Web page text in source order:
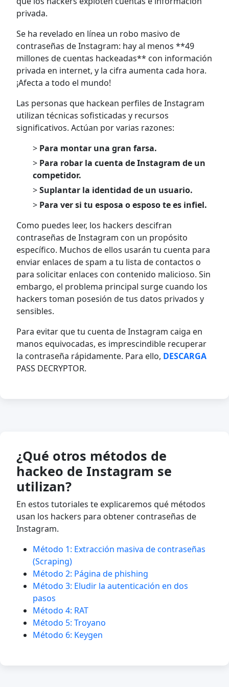
privada.
Se ha revelado en línea un robo masivo de
contraseñas de Instagram: hay al menos **49
millones de cuentas hackeadas** con información
privada en internet, y la cifra aumenta cada hora.
¡Afecta a todo el mundo!
Las personas que hackean perfiles de Instagram
utilizan técnicas sofisticadas y recursos
significativos. Actúan por varias razones:
> Para montar una gran farsa.
> Para robar la cuenta de Instagram de un
competidor.
>Suplantar la identidad de un usuario.
> Para ver si tu esposa o esposo te es infiel.
Como puedes leer, los hackers descifran
contraseñas de Instagram con un propósito
específico. Muchos de ellos usarán tu cuenta para
enviar enlaces de spam a tu lista de contactos o
para solicitar enlaces con contenido malicioso. Sin
embargo, el problema principal surge cuando los
hackers toman posesión de tus datos privados y
sensibles.
Para evitar que tu cuenta de Instagram caiga en
manos equivocadas, es imprescindible recuperar
la contraseña rápidamente. Para ello, DESCARGA
PASS DECRYPTOR.
¿Qué otros métodos de
hackeo de Instagram se
utilizan?
En estos tutoriales te explicaremos qué métodos
usan los hackers para obtener contraseñas de
Instagram.
Método 1: Extracción masiva de contraseñas
(Scraping)
Método 2: Página de phishing
Método 3: Eludir la autenticación en dos
pasos
Método 4: RAT
Método 5: Troyano
Método 6: Keygen